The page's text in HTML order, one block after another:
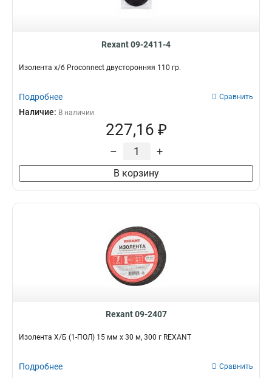
Rexant 09-2411-4
Изолента х/б Proconnect двусторонняя 110 гр.
Подробнее Сравнить
Наличие: В наличии
227,16 ₽
– +
В корзину
Rexant 09-2407
Изолента Х/Б (1-ПОЛ) 15 мм х 30 м, 300 г REXANT
Подробнее Сравнить